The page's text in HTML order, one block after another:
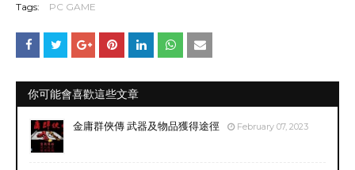
Tags: PC GAME
你可能會喜歡這些文章
金庸群俠傳 武器及物品獲得途徑 February 07, 2023